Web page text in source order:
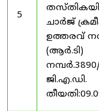
5
ചാർജ്
ഉത്തരവ്
(ആർ.ടി)
ജി.എ.ഡി.